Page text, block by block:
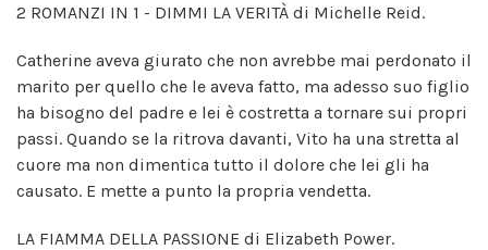
2 ROMANZI IN 1 - DIMMI LA VERITÀ di Michelle Reid.
Catherine aveva giurato che non avrebbe mai perdonato il
marito per quello che le aveva fatto, ma adesso suo figlio
ha bisogno del padre e lei è costretta a tornare sui propri
passi. Quando se la ritrova davanti, Vito ha una stretta al
cuore ma non dimentica tutto il dolore che lei gli ha
causato. E mette a punto la propria vendetta.
LA FIAMMA DELLA PASSIONE di Elizabeth Power.